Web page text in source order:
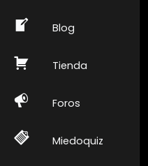
Blog
Tienda
Foros
Miedoquiz